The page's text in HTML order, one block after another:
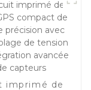
imprimé de